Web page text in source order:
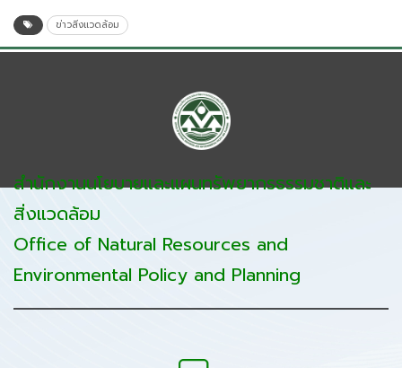
ข่าวสิ่งแวดล้อม
สำนักงานนโยบายและแผนทรัพยากรธรรมชาติและ
สิ่งแวดล้อม
Office of Natural Resources and
Environmental Policy and Planning